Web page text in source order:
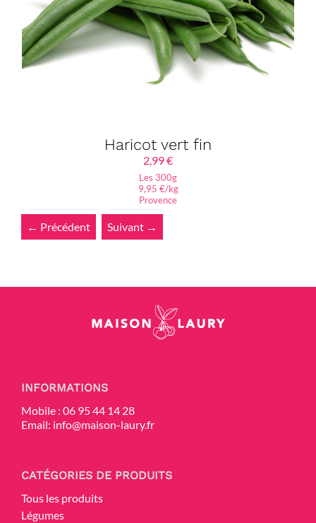
Haricot vert fin
2,99€
Les 300g
9,95 €/kg
Provence
← Précédent Suivant →
INFORMATIONS
Mobile : 06 95 44 14 28
Email: info@maison-laury.fr
CATÉGORIES DE PRODUITS
Tous les produits
Légumes